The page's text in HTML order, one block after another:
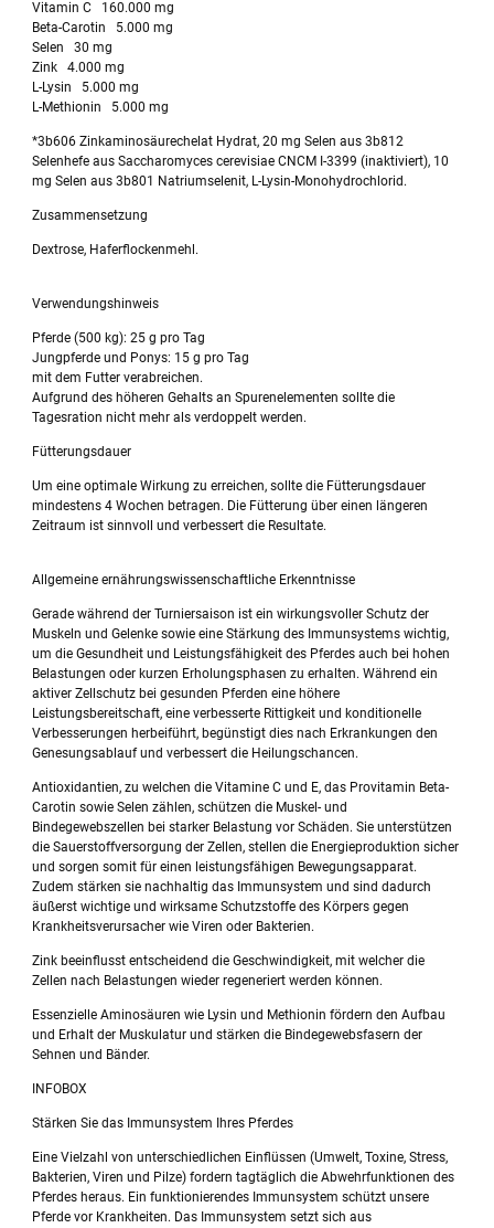
Vitamin C 160.000 mg
Beta-Carotin 5.000 mg
Selen 30 mg
Zink 4.000 mg
L-Lysin 5.000 mg
L-Methionin 5.000 mg
*3b606 Zinkaminosäurechelat Hydrat, 20 mg Selen aus 3b812
Selenhefe aus Saccharomyces cerevisiae CNCM I-3399 (inaktiviert), 10
mg Selen aus 3b801 Natriumselenit, L-Lysin-Monohydrochlorid.
Zusammensetzung
Dextrose, Haferflockenmehl.
Verwendungshinweis
Pferde (500 kg): 25 g pro Tag
Jungpferde und Ponys: 15 g pro Tag
mit dem Futter verabreichen.
Aufgrund des höheren Gehalts an Spurenelementen sollte die
Tagesration nicht mehr als verdoppelt werden.
Fütterungsdauer
Um eine optimale Wirkung zu erreichen, sollte die Fütterungsdauer
mindestens 4 Wochen betragen. Die Fütterung über einen längeren
Zeitraum ist sinnvoll und verbessert die Resultate.
Allgemeine ernährungswissenschaftliche Erkenntnisse
Gerade während der Turniersaison ist ein wirkungsvoller Schutz der
Muskeln und Gelenke sowie eine Stärkung des Immunsystems wichtig,
um die Gesundheit und Leistungsfähigkeit des Pferdes auch bei hohen
Belastungen oder kurzen Erholungsphasen zu erhalten. Während ein
aktiver Zellschutz bei gesunden Pferden eine höhere
Leistungsbereitschaft, eine verbesserte Rittigkeit und konditionelle
Verbesserungen herbeiführt, begünstigt dies nach Erkrankungen den
Genesungsablauf und verbessert die Heilungschancen.
Antioxidantien, zu welchen die Vitamine C und E, das Provitamin Beta-
Carotin sowie Selen zählen, schützen die Muskel- und
Bindegewebszellen bei starker Belastung vor Schäden. Sie unterstützen
die Sauerstoffversorgung der Zellen, stellen die Energieproduktion sicher
und sorgen somit für einen leistungsfähigen Bewegungsapparat.
Zudem stärken sie nachhaltig das Immunsystem und sind dadurch
äußerst wichtige und wirksame Schutzstoffe des Körpers gegen
Krankheitsverursacher wie Viren oder Bakterien.
Zink beeinflusst entscheidend die Geschwindigkeit, mit welcher die
Zellen nach Belastungen wieder regeneriert werden können.
Essenzielle Aminosäuren wie Lysin und Methionin fördern den Aufbau
und Erhalt der Muskulatur und stärken die Bindegewebsfasern der
Sehnen und Bänder.
INFOBOX
Stärken Sie das Immunsystem Ihres Pferdes
Eine Vielzahl von unterschiedlichen Einflüssen (Umwelt, Toxine, Stress,
Bakterien, Viren und Pilze) fordern tagtäglich die Abwehrfunktionen des
Pferdes heraus. Ein funktionierendes Immunsystem schützt unsere
Pferde vor Krankheiten. Das Immunsystem setzt sich aus